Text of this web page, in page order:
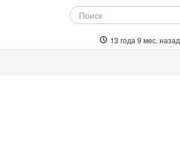
13 года 9 мес. назад